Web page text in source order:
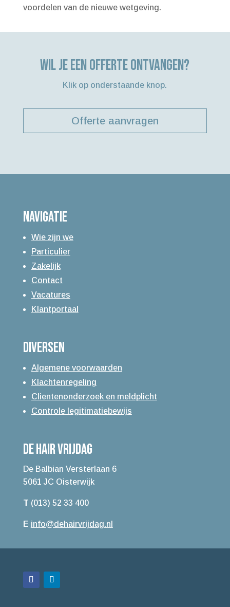
voordelen van de nieuwe wetgeving.
Wil je een offerte ontvangen?
Klik op onderstaande knop.
Offerte aanvragen
Navigatie
Wie zijn we
Particulier
Zakelijk
Contact
Vacatures
Klantportaal
Diversen
Algemene voorwaarden
Klachtenregeling
Clientenonderzoek en meldplicht
Controle legitimatiebewijs
De Hair Vrijdag
De Balbian Versterlaan 6
5061 JC Oisterwijk
T (013) 52 33 400
E info@dehairvrijdag.nl